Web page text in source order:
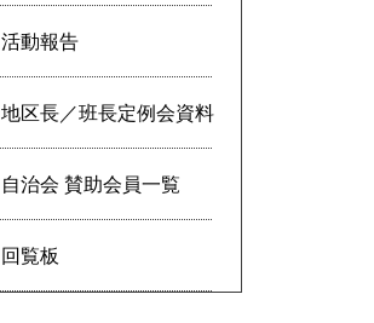
活動報告
地区長／班長定例会資料
自治会 賛助会員一覧
回覧板